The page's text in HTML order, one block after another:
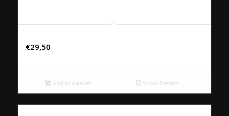
€29,50
Add to basket Show Details